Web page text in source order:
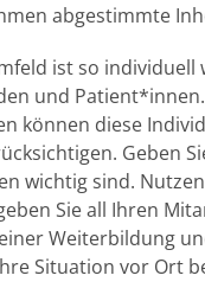
abgestimmte
ist so individuell
und
können diese
Geben
wichtig sind.
Sie all Ihren
Weiterbildung
Situation vor Ort